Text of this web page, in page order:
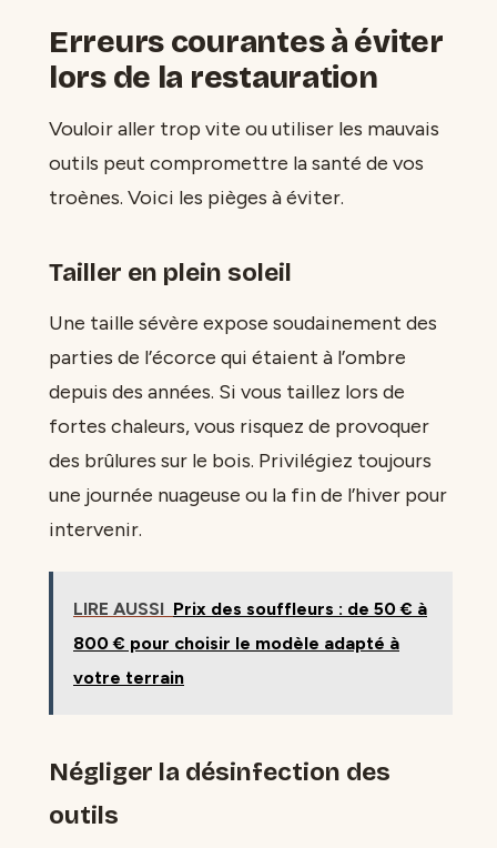
Erreurs courantes à éviter
lors de la restauration
Vouloir aller trop vite ou utiliser les mauvais
outils peut compromettre la santé de vos
troènes. Voici les pièges à éviter.
Tailler en plein soleil
Une taille sévère expose soudainement des
parties de l’écorce qui étaient à l’ombre
depuis des années. Si vous taillez lors de
fortes chaleurs, vous risquez de provoquer
des brûlures sur le bois. Privilégiez toujours
une journée nuageuse ou la fin de l’hiver pour
intervenir.
LIRE AUSSI Prix des souffleurs : de 50 € à
800 € pour choisir le modèle adapté à
votre terrain
Négliger la désinfection des
outils